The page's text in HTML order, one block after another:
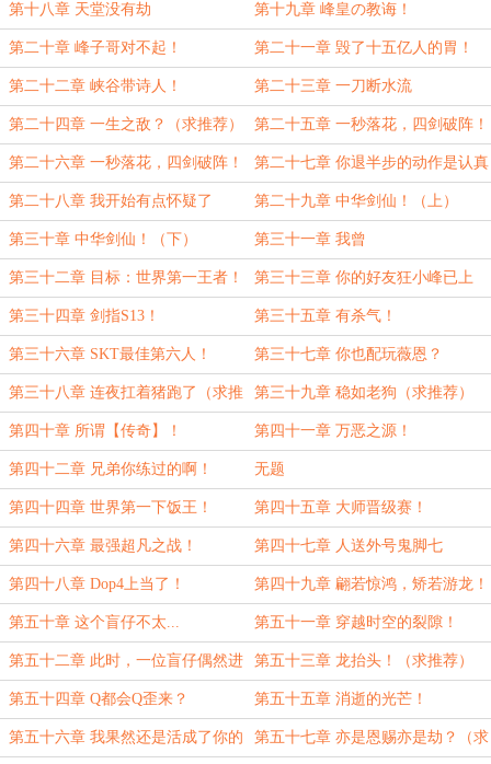
第十八章 天堂没有劫 第十九章 峰皇の教诲！
第二十章 峰子哥对不起！ 第二十一章 毁了十五亿人的胃！
第二十二章 峡谷带诗人！ 第二十三章 一刀断水流
第二十四章 一生之敌？（求推荐） 第二十五章 一秒落花，四剑破阵！
（上）求推荐
第二十六章 一秒落花，四剑破阵！
（下）求推荐
第二十七章 你退半步的动作是认真
的吗？
第二十八章 我开始有点怀疑了 第二十九章 中华剑仙！（上）
第三十章 中华剑仙！（下） 第三十一章 我曾
第三十二章 目标：世界第一王者！ 第三十三章 你的好友狂小峰已上
线！
第三十四章 剑指S13！ 第三十五章 有杀气！
第三十六章 SKT最佳第六人！ 第三十七章 你也配玩薇恩？
第三十八章 连夜扛着猪跑了（求推
荐）
第三十九章 稳如老狗（求推荐）
第四十章 所谓【传奇】！ 第四十一章 万恶之源！
第四十二章 兄弟你练过的啊！ 无题
第四十四章 世界第一下饭王！ 第四十五章 大师晋级赛！
第四十六章 最强超凡之战！ 第四十七章 人送外号鬼脚七
第四十八章 Dop4上当了！ 第四十九章 翩若惊鸿，矫若游龙！
第五十章 这个盲仔不太... 第五十一章 穿越时空的裂隙！
第五十二章 此时，一位盲仔偶然进
场（求推荐）
第五十三章 龙抬头！（求推荐）
第五十四章 Q都会Q歪来？ 第五十五章 消逝的光芒！
第五十六章 我果然还是活成了你的 第五十七章 亦是恩赐亦是劫？（求